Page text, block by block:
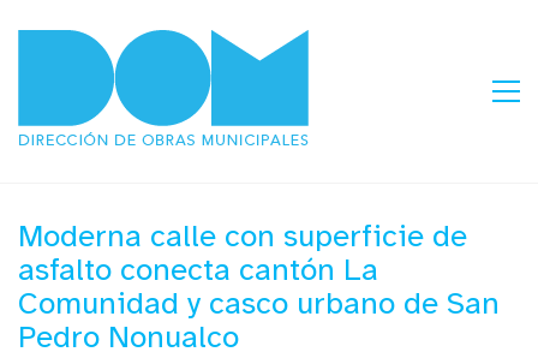
Moderna calle con superficie de
asfalto conecta cantón La
Comunidad y casco urbano de San
Pedro Nonualco